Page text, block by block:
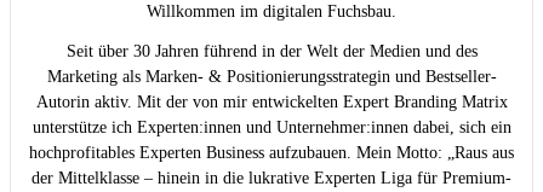
Willkommen im digitalen Fuchsbau.
Seit über 30 Jahren führend in der Welt der Medien und des
Marketing als Marken- & Positionierungsstrategin und Bestseller-
Autorin aktiv. Mit der von mir entwickelten Expert Branding Matrix
unterstütze ich Experten:innen und Unternehmer:innen dabei, sich ein
hochprofitables Experten Business aufzubauen. Mein Motto: „Raus aus
der Mittelklasse – hinein in die lukrative Experten Liga für Premium-